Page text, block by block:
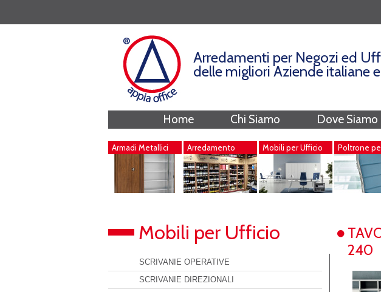
Arredamenti per Negozi ed
delle migliori Aziende italiane
Home Chi Siamo Dove Siamo
Armadi Metallici
Arredamento
Negozi
Mobili per Ufficio
Poltrone
Ufficio
Mobili per Ufficio
SCRIVANIE OPERATIVE
SCRIVANIE DIREZIONALI
240